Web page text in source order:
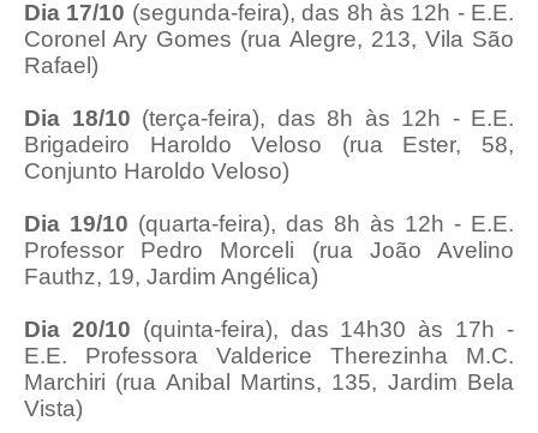
Dia 17/10 (segunda-feira), das 8h às 12h - E.E.
Coronel Ary Gomes (rua Alegre, 213, Vila São
Rafael)
Dia 18/10 (terça-feira), das 8h às 12h - E.E.
Brigadeiro Haroldo Veloso (rua Ester, 58,
Conjunto Haroldo Veloso)
Dia 19/10 (quarta-feira), das 8h às 12h - E.E.
Professor Pedro Morceli (rua João Avelino
Fauthz, 19, Jardim Angélica)
Dia 20/10 (quinta-feira), das 14h30 às 17h -
E.E. Professora Valderice Therezinha M.C.
Marchiri (rua Anibal Martins, 135, Jardim Bela
Vista)